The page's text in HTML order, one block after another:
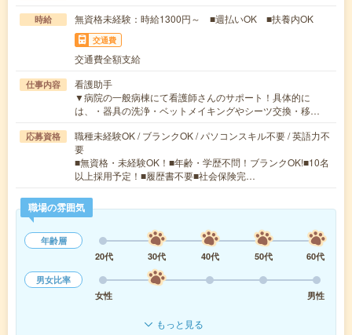
時給 無資格未経験：時給1300円～ ■週払いOK ■扶養内OK
交通費
交通費全額支給
仕事内容
看護助手
▼病院の一般病棟にて看護師さんのサポート！具体的に
は、・器具の洗浄・ベットメイキングやシーツ交換・移…
応募資格
職種未経験OK / ブランクOK / パソコンスキル不要 / 英語力不
要
■無資格・未経験OK！■年齢・学歴不問！ブランクOK!■10名
以上採用予定！■履歴書不要■社会保険完…
職場の雰囲気
年齢層
20代
30代 40代 50代
60代
男女比率
女性
男性
もっと見る